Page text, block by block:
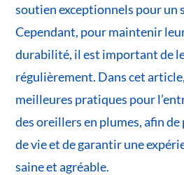
soutien exceptionnels pour un
Cependant, pour maintenir
durabilité, il est important de
régulièrement. Dans cet
meilleures pratiques pour
des oreillers en plumes, afin
de vie et de garantir une
saine et agréable.